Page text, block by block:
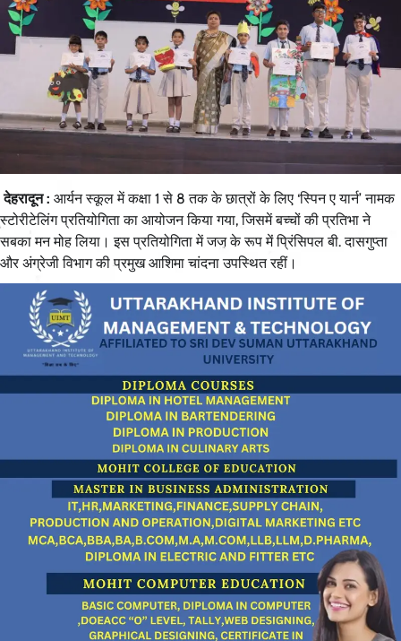
देहरादून : आर्यन स्कूल में कक्षा 1 से 8 तक के छात्रों के लिए ‘स्पिन ए यार्न’ नामक
स्टोरीटेलिंग प्रतियोगिता का आयोजन किया गया, जिसमें बच्चों की प्रतिभा ने
सबका मन मोह लिया। इस प्रतियोगिता में जज के रूप में प्रिंसिपल बी. दासगुप्ता
और अंग्रेजी विभाग की प्रमुख आशिमा चांदना उपस्थित रहीं।